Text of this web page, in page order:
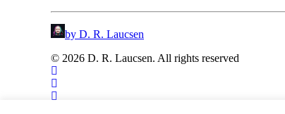
by D. R. Laucsen
© 2026 D. R. Laucsen. All rights reserved